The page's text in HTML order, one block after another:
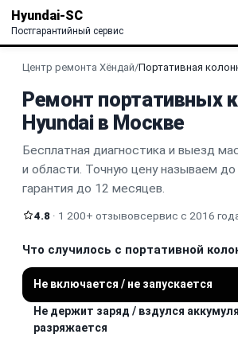
Hyundai-SC
Постгарантийный сервис
Центр ремонта Хёндай/Портативная
Ремонт портативных
Hyundai в Москве
Бесплатная диагностика и выезд
и области. Точную цену называем до
гарантия до 12 месяцев.
4.8 · 1 200+ отзывовсервис с 2016
Что случилось с портативной
Не включается / не запускается
Не держит заряд / вздулся
разряжается